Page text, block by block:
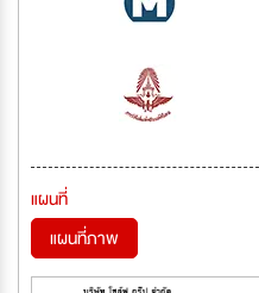
แผนที่
แผนที่ภาพ